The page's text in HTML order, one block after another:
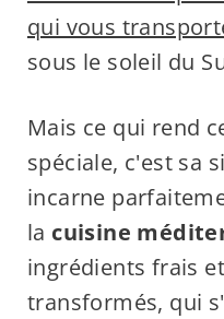
qui vous
sous le soleil du
Mais ce qui rend
spéciale, c'est sa
incarne
la cuisine
ingrédients frais
transformés, qui